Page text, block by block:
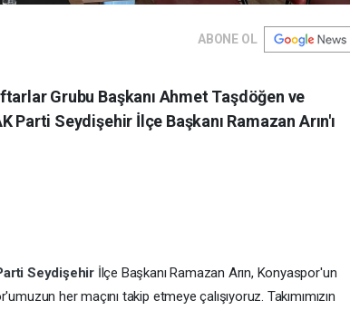
ABONE OL
Grubu Başkanı Ahmet Taşdöğen ve
Seydişehir İlçe Başkanı Ramazan Arın'ı
Seydişehir İlçe Başkanı Ramazan Arın, Konyaspor'un
her maçını takip etmeye çalışıyoruz. Takımımızın